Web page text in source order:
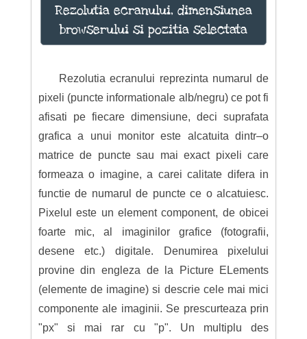
Rezolutia ecranului, dimensiunea
browserului si pozitia selectata
Rezolutia ecranului reprezinta numarul de
pixeli (puncte informationale alb/negru) ce pot fi
afisati pe fiecare dimensiune, deci suprafata
grafica a unui monitor este alcatuita dintr–o
matrice de puncte sau mai exact pixeli care
formeaza o imagine, a carei calitate difera in
functie de numarul de puncte ce o alcatuiesc.
Pixelul este un element component, de obicei
foarte mic, al imaginilor grafice (fotografii,
desene etc.) digitale. Denumirea pixelului
provine din engleza de la Picture ELements
(elemente de imagine) si descrie cele mai mici
componente ale imaginii. Se prescurteaza prin
"px" si mai rar cu "p". Un multiplu des